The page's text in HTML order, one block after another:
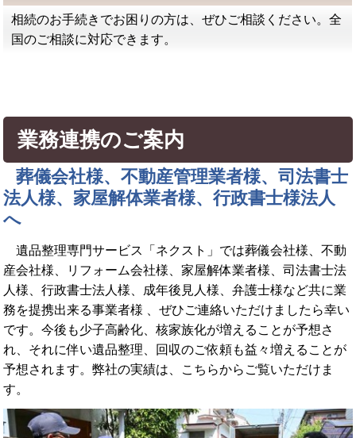
相続のお手続きでお困りの方は、ぜひご相談ください。全
国のご相談に対応できます。
業務連携のご案内
葬儀会社様、不動産管理業者様、司法書士
法人様、家屋解体業者様、行政書士様法人
へ
遺品整理専門サービス「ネクスト」では葬儀会社様、不動
産会社様、リフォーム会社様、家屋解体業者様、司法書士法
人様、行政書士法人様、成年後見人様、弁護士様など共に業
務を提携出来る事業者様 、ぜひご連絡いただけましたら幸い
です。今後も少子高齢化、核家族化が増えることが予想さ
れ、それに伴い遺品整理、回収のご依頼も益々増えることが
予想されます。弊社の実績は、こちらからご覧いただけま
す。